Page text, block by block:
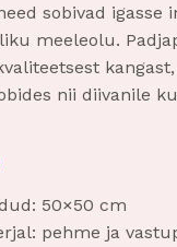
sobivad igasse
meeleolu.
nii diivanile
50×50 cm
pehme ja